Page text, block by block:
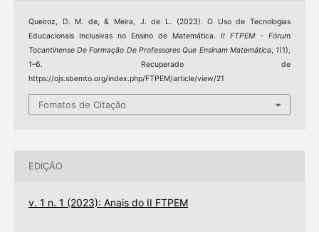
Queiroz, D. M. de, & Meira, J. de L. (2023). O Uso de Tecnologias
Educacionais Inclusivas no Ensino de Matemática.II FTPEM - Fórum
Tocantinense De Formação De Professores Que Ensinam Matemática, 1(1),
1–6. Recuperado de
https://ojs.sbemto.org/index.php/FTPEM/article/view/21
Fomatos de Citação
EDIÇÃO
v. 1 n. 1 (2023): Anais do II FTPEM